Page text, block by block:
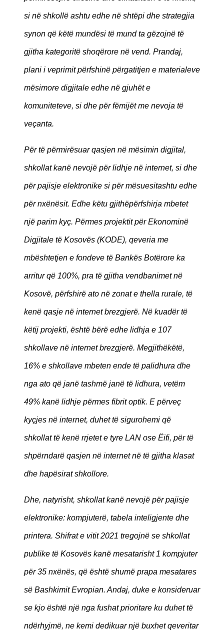
si në shkollë ashtu edhe në shtëpi dhe strategjia
synon që këtë mundësi të mund ta gëzojnë të
gjitha kategoritë shoqërore në vend. Prandaj,
plani i veprimit përfshinë përgatitjen e materialeve
mësimore digjitale edhe në gjuhët e
komuniteteve, si dhe për fëmijët me nevoja të
veçanta.
Për të përmirësuar qasjen në mësimin digjital,
shkollat kanë nevojë për lidhje në internet, si dhe
për pajisje elektronike si për mësuesitashtu edhe
për nxënësit. Edhe këtu gjithëpërfshirja mbetet
një parim kyç. Përmes projektit për Ekonominë
Digjitale të Kosovës (KODE), qeveria me
mbështetjen e fondeve të Bankës Botërore ka
arritur që 100%, pra të gjitha vendbanimet në
Kosovë, përfshirë ato në zonat e thella rurale, të
kenë qasje në internet brezgjerë. Në kuadër të
këtij projekti, është bërë edhe lidhja e 107
shkollave në internet brezgjerë. Megjithëkëtë,
16% e shkollave mbeten ende të palidhura dhe
nga ato që janë tashmë janë të lidhura, vetëm
49% kanë lidhje përmes fibrit optik. E përveç
kyçjes në internet, duhet të sigurohemi që
shkollat të kenë rrjetet e tyre LAN ose Ëifi, për të
shpërndarë qasjen në internet në të gjitha klasat
dhe hapësirat shkollore.
Dhe, natyrisht, shkollat kanë nevojë për pajisje
elektronike: kompjuterë, tabela inteligjente dhe
printera. Shifrat e vitit 2021 tregojnë se shkollat
publike të Kosovës kanë mesatarisht 1 kompjuter
për 35 nxënës, që është shumë prapa mesatares
së Bashkimit Evropian. Andaj, duke e konsideruar
se kjo është një nga fushat prioritare ku duhet të
ndërhyjmë, ne kemi dedikuar një buxhet qeveritar